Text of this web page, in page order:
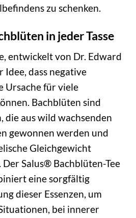
zu schenken.
in jeder Tasse
entwickelt von Dr. Edward
Idee, dass negative
Ursache für viele
Bachblüten sind
die aus wild wachsenden
gewonnen werden und
Gleichgewicht
Salus® Bachblüten-Tee
eine sorgfältig
dieser Essenzen, um
bei innerer